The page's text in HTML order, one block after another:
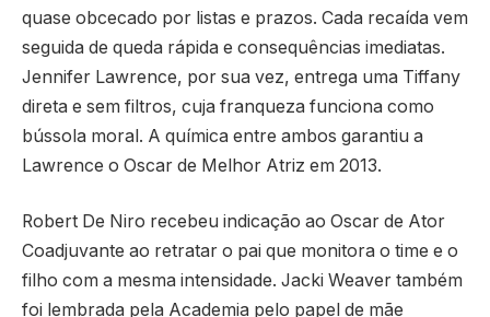
quase obcecado por listas e prazos. Cada recaída vem
seguida de queda rápida e consequências imediatas.
Jennifer Lawrence, por sua vez, entrega uma Tiffany
direta e sem filtros, cuja franqueza funciona como
bússola moral. A química entre ambos garantiu a
Lawrence o Oscar de Melhor Atriz em 2013.
Robert De Niro recebeu indicação ao Oscar de Ator
Coadjuvante ao retratar o pai que monitora o time e o
filho com a mesma intensidade. Jacki Weaver também
foi lembrada pela Academia pelo papel de mãe